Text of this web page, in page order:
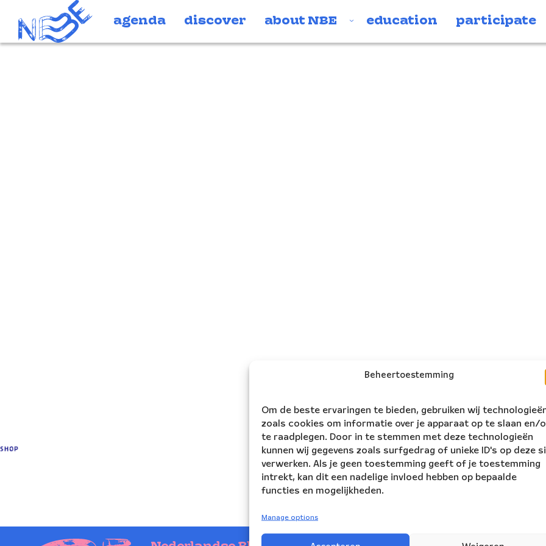
Beheertoestemming
Om de beste ervaringen te bieden, gebruiken wij
zoals cookies om informatie over je apparaat op te slaan en/
te raadplegen. Door in te stemmen met deze technologieën
kunnen wij gegevens zoals surfgedrag of unieke ID's op deze
verwerken. Als je geen toestemming geeft of je toestemming
intrekt, kan dit een nadelige invloed hebben op bepaalde
functies en mogelijkheden.
Manage options
agenda discover about NBE education participate